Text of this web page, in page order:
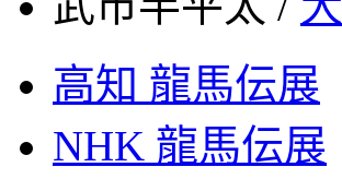
高知 龍馬伝展
NHK 龍馬伝展